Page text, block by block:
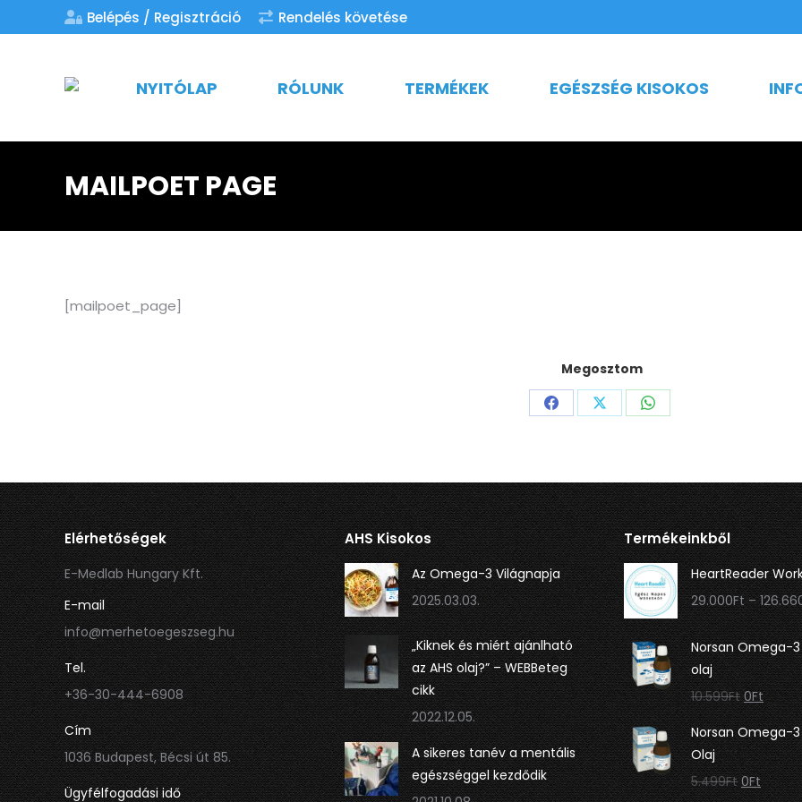
Belépés / Regisztráció Rendelés követése
NYITÓLAP RÓLUNK TERMÉKEK EGÉSZSÉG KISOKOS
MAILPOET PAGE
[mailpoet_page]
Megosztom
MegosztásMegosztásMegosztás
Elérhetőségek
E-Medlab Hungary Kft.
E-mail
info@merhetoegeszseg.hu
Tel.
+36-30-444-6908
Cím
1036 Budapest, Bécsi út 85.
Ügyfélfogadási idő
AHS Kisokos
Az Omega-3 Világnapja
2025.03.03.
„Kiknek és miért ajánlható
az AHS olaj?” – WEBBeteg
cikk
2022.12.05.
A sikeres tanév a mentális
egészséggel kezdődik
Termékeinkből
HeartReader
29.000Ft –
Norsan Omega-
olaj
10.599FtOriginal
price
was:
10.599Ft.
0Ft
price
is:
0Ft.
Norsan Omega-3
Olaj
5.499Ft Original
0Ft